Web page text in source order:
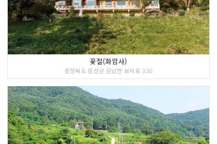
꽃절(화암사)
충청북도 음성군 원남면 보덕로 330